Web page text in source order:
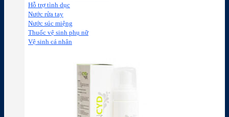
Hỗ trợ tình dục
Nước rửa tay
Nước súc miệng
Thuốc vệ sinh phụ nữ
Vệ sinh cá nhân